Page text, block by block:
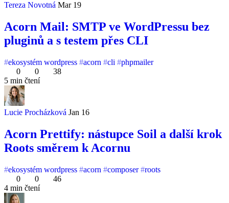
Tereza Novotná Mar 19
Acorn Mail: SMTP ve WordPressu bez
pluginů a s testem přes CLI
ekosystém wordpress acorn cli
phpmailer
0
0
38
5 min čtení
Lucie Procházková Jan 16
Acorn Prettify: nástupce Soil a další krok
Roots směrem k Acornu
ekosystém wordpress acorn composer
roots
0
0
46
4 min čtení